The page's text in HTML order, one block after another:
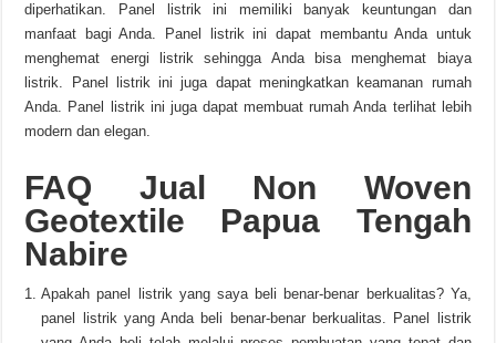
diperhatikan. Panel listrik ini memiliki banyak keuntungan dan
manfaat bagi Anda. Panel listrik ini dapat membantu Anda untuk
menghemat energi listrik sehingga Anda bisa menghemat biaya
listrik. Panel listrik ini juga dapat meningkatkan keamanan rumah
Anda. Panel listrik ini juga dapat membuat rumah Anda terlihat lebih
modern dan elegan.
FAQ Jual Non Woven
Geotextile Papua Tengah
Nabire
Apakah panel listrik yang saya beli benar-benar berkualitas? Ya,
panel listrik yang Anda beli benar-benar berkualitas. Panel listrik